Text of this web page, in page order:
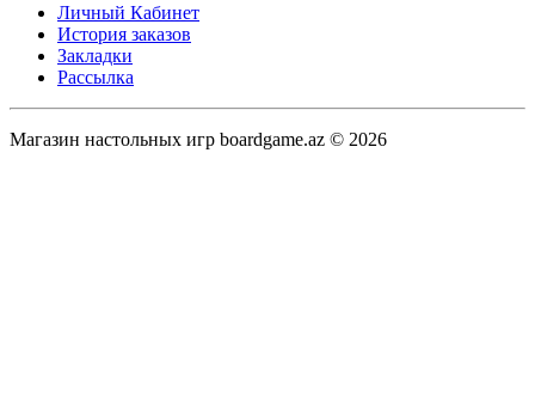
Личный Кабинет
История заказов
Закладки
Рассылка
Магазин настольных игр boardgame.az © 2026